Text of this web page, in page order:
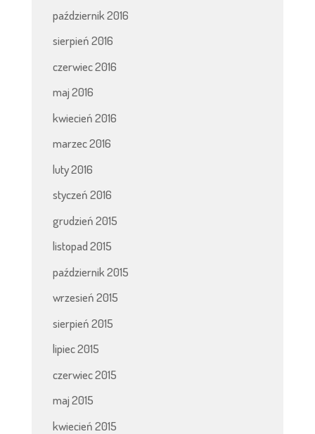
październik 2016
sierpień 2016
czerwiec 2016
maj 2016
kwiecień 2016
marzec 2016
luty 2016
styczeń 2016
grudzień 2015
listopad 2015
październik 2015
wrzesień 2015
sierpień 2015
lipiec 2015
czerwiec 2015
maj 2015
kwiecień 2015